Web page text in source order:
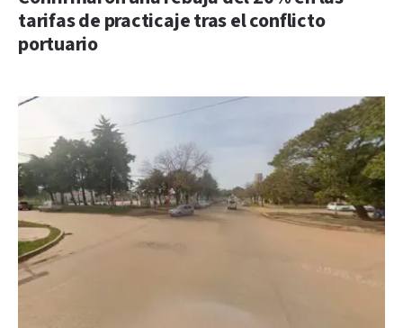
tarifas de practicaje tras el conflicto
portuario